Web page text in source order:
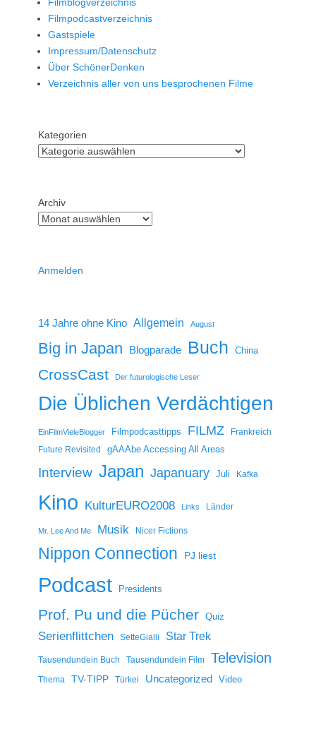
Filmpodcastverzeichnis
Gastspiele
Impressum/Datenschutz
Über SchönerDenken
Verzeichnis aller von uns besprochenen Filme
Kategorien
Archiv
Anmelden
14 Jahre ohne Kino Allgemein August
Big in Japan Blogparade Buch China
CrossCast Der futurologische Leser
Die Üblichen Verdächtigen
EinFilmVieleBlogger Filmpodcasttipps FILMZ
Frankreich
Future Revisited
gAAAbe Accessing All Areas
Interview Japan Japanuary Juli Kafka
Kino KulturEURO2008 Links Länder
Mr. Lee And Me Musik Nicer Fictions
Nippon Connection PJ liest
Podcast Presidents
Prof. Pu und die Pücher Quiz
Serienflittchen SetteGialli Star Trek
Tausendundein Buch Tausendundein Film Television
Thema TV-TIPP Türkei Uncategorized Video